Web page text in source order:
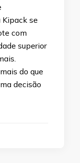
Kipack se
com
superior
do que
decisão